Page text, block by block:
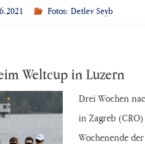
Fotos: Detlev Seyb
Weltcup in Luzern
Drei Wochen
in Zagreb
Wochenende